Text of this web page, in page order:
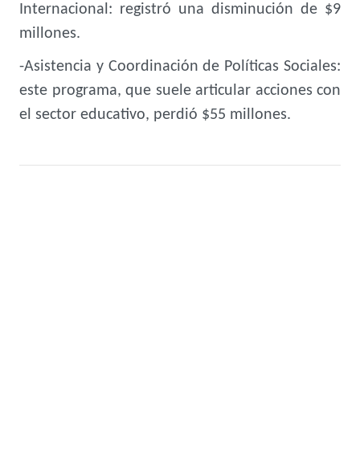
Internacional: registró una disminución de $9
millones.
-Asistencia y Coordinación de Políticas Sociales:
este programa, que suele articular acciones con
el sector educativo, perdió $55 millones.